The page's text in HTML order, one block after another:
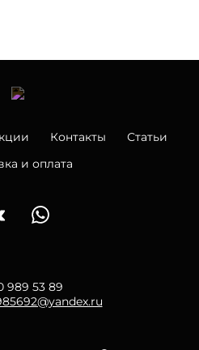
Контакты
Статьи
и оплата
989 53 89